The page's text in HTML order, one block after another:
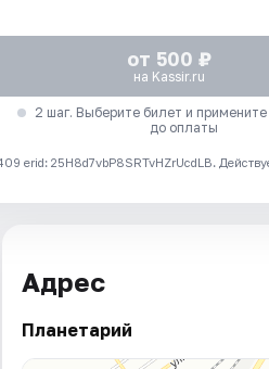
от 500 ₽
на Kassir.ru
2 шаг. Выберите билет и
до оплаты
25H8d7vbP8SRTvHZrUcdLB.
Адрес
Планетарий